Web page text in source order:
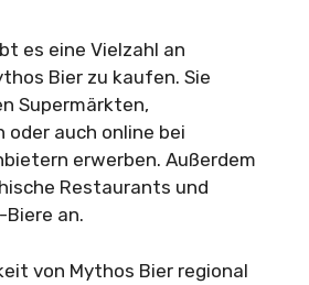
es eine Vielzahl an
Bier zu kaufen. Sie
Supermärkten,
auch online bei
erwerben. Außerdem
Restaurants und
an.
von Mythos Bier regional